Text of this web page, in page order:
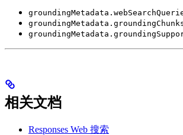
相关文档
Responses Web 搜索